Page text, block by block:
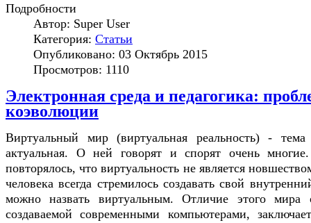
Подробности
Автор: Super User
Категория: Статьи
Опубликовано: 03 Октябрь 2015
Просмотров: 1110
Электронная среда и педагогика:
коэволюции
Виртуальный мир (виртуальная реальность) - тема
актуальная. О ней говорят и спорят очень
повторялось, что виртуальность не является
человека всегда стремилось создавать свой
можно назвать виртуальным. Отличие этого мира
создаваемой современными компьютерами,